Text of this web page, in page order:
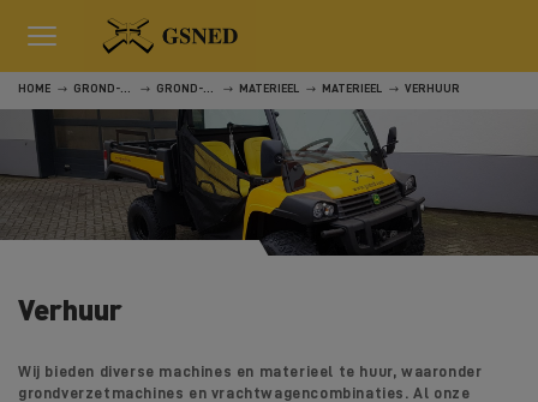
HOME GROND-, WEG- EN WATERWERKEN GROND-, WEG- EN WATERWERKEN MATERIEEL MATERIEEL VERHUUR
Verhuur
Wij bieden diverse machines en materieel te huur, waaronder
grondverzetmachines en vrachtwagencombinaties. Al onze